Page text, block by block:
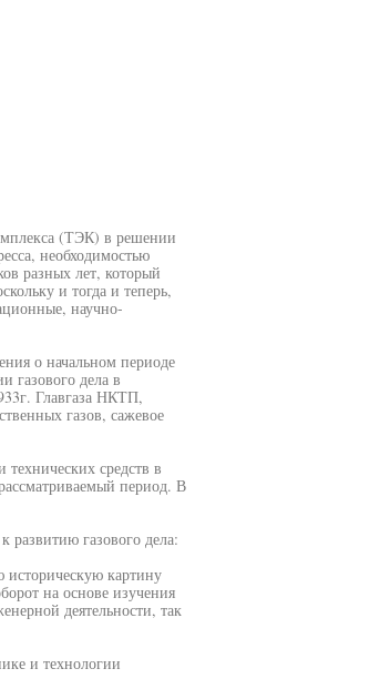
(ТЭК) в решении
необходимостью
разных лет, который
и тогда и теперь,
научно-
о начальном периоде
газового дела в
Главгаза НКТП,
газов, сажевое
средств в
период. В
развитию газового дела:
историческую картину
на основе изучения
деятельности, так
и технологии